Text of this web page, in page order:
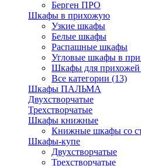
Берген ПРО
Шкафы в прихожую
Узкие шкафы
Белые шкафы
Распашные шкафы
Угловые шкафы в
Шкафы для
Все категории (13)
Шкафы ПАЛЬМА
Двухстворчатые
Трехстворчатые
Шкафы книжные
Книжные шкафы со
Шкафы-купе
Двухстворчатые
Трехстворчатые